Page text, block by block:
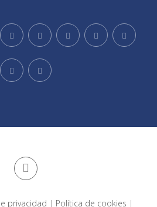
privacidad | Política de cookies |